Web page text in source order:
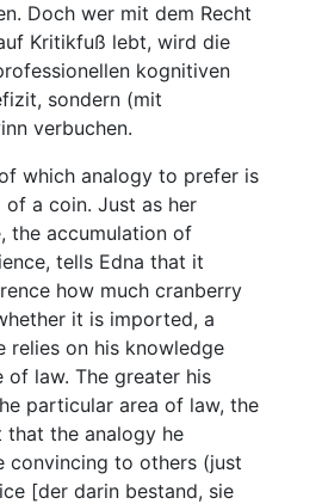
Doch wer mit dem Recht
Kritikfuß lebt, wird die
kognitiven
sondern (mit
verbuchen.
which analogy to prefer is
a coin. Just as her
the accumulation of
tells Edna that it
how much cranberry
it is imported, a
relies on his knowledge
of law. The greater his
particular area of law, the
that the analogy he
convincing to others (just
[der darin bestand, sie